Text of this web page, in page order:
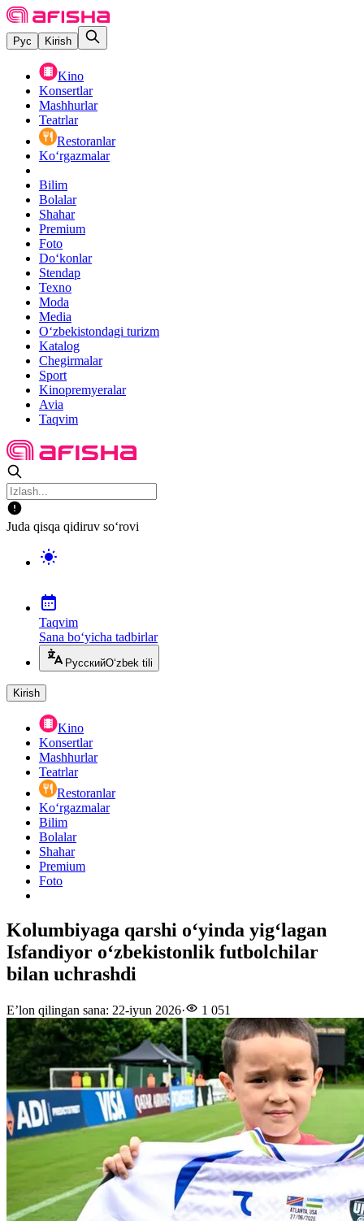
Рус Kirish
Kino
Konsertlar
Mashhurlar
Teatrlar
Restoranlar
Ko‘rgazmalar
Bilim
Bolalar
Shahar
Premium
Foto
Do‘konlar
Stendap
Texno
Moda
Media
O‘zbekistondagi turizm
Katalog
Chegirmalar
Sport
Kinopremyeralar
Avia
Taqvim
Juda qisqa qidiruv so‘rovi
Taqvim
Sana bo‘yicha tadbirlar
РусскийO‘zbek tili
Kirish
Kino
Konsertlar
Mashhurlar
Teatrlar
Restoranlar
Ko‘rgazmalar
Bilim
Bolalar
Shahar
Premium
Foto
Kolumbiyaga qarshi oʻyinda yigʻlagan
Isfandiyor oʻzbekistonlik futbolchilar
bilan uchrashdi
E’lon qilingan sana: 22-iyun 2026· 1 051